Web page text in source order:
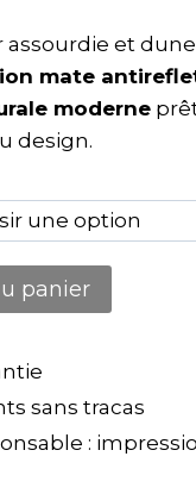
assourdie et
mate
moderne
design.
panier
sans tracas
: